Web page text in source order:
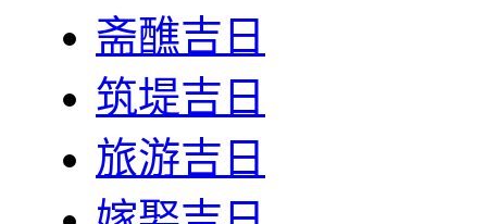
斋醮吉日
筑堤吉日
旅游吉日